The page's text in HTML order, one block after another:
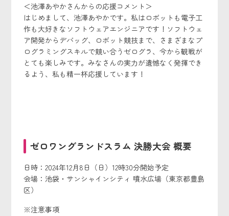
＜池澤あやかさんからの応援コメント＞
はじめまして、池澤あやかです。私はロボットも電子工
作も大好きなソフトウェアエンジニアです！ソフトウェ
ア開発からデバッグ、ロボット競技まで、さまざまなプ
ログラミングスキルで競い合うゼログラ、今から観戦が
とても楽しみです。みなさんの実力が遺憾なく発揮でき
るよう、私も精一杯応援しています！
ゼロワングランドスラム 決勝大会 概要
日時：2024年12月8日（日）12時30分開始予定
会場：池袋・サンシャインシティ 噴水広場（東京都豊島
区）
※注意事項